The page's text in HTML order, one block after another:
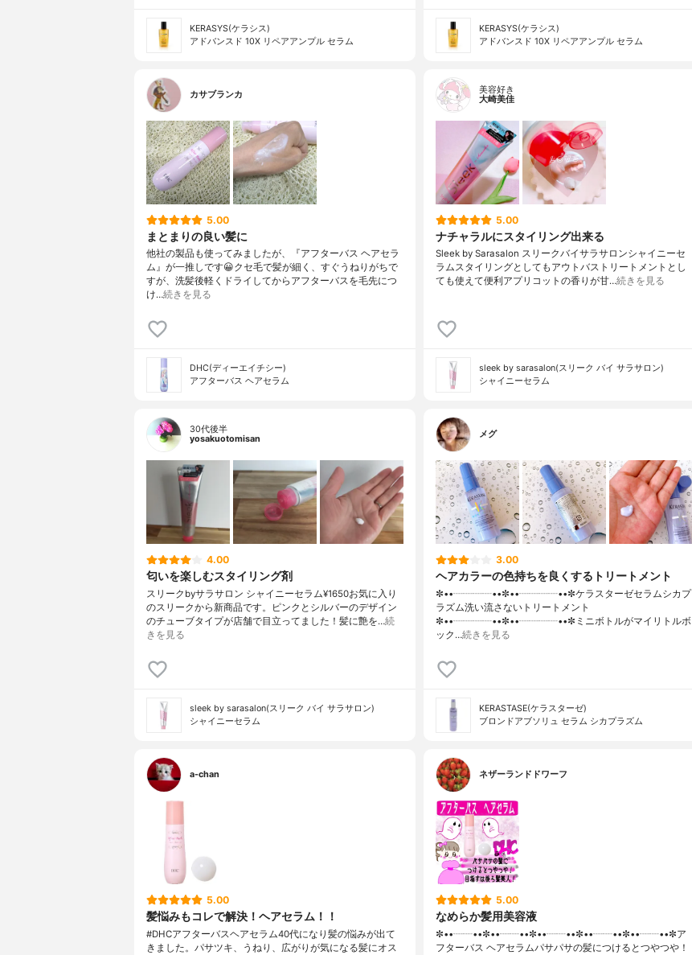
KERASYS(ケラシス)
アドバンスド 10X リペアアンプル セラム
KERASYS(ケラシス)
アドバンスド 10X リペアアンプル セラム
カサブランカ
5.00
まとまりの良い髪に
他社の製品も使ってみましたが、『アフターバス ヘアセラ
ム』が一推しです😀クセ毛で髪が細く、すぐうねりがちで
すが、洗髪後軽くドライしてからアフターバスを毛先につ
け…続きを見る
DHC(ディーエイチシー)
アフターバス ヘアセラム
美容好き
大崎美佳
5.00
ナチャラルにスタイリング出来る
Sleek by Sarasalon スリークバイサラサロンシャイニーセ
ラムスタイリングとしてもアウトバストリートメントとし
ても使えて便利アプリコットの香りが甘…続きを見る
sleek by sarasalon(スリーク バイ サラサロン)
シャイニーセラム
30代後半
yosakuotomisan
4.00
匂いを楽しむスタイリング剤
スリークbyサラサロン シャイニーセラム¥1650お気に入り
のスリークから新商品です。ピンクとシルバーのデザイン
のチューブタイプが店舗で目立ってました！髪に艶を…続
きを見る
sleek by sarasalon(スリーク バイ サラサロン)
シャイニーセラム
メグ
3.00
ヘアカラーの色持ちを良くするトリートメント
✼••┈┈┈┈••✼••┈┈┈┈••✼ケラスターゼセラムシカプ
ラズム洗い流さないトリートメント
✼••┈┈┈┈••✼••┈┈┈┈••✼ミニボトルがマイリトルボ
ック…続きを見る
KERASTASE(ケラスターゼ)
ブロンドアブソリュ セラム シカプラズム
a-chan
5.00
髪悩みもコレで解決！ヘアセラム！！
#DHCアフターバスヘアセラム40代になり髪の悩みが出て
きました。パサツキ、うねり、広がりが気になる髪にオス
ネザーランドドワーフ
5.00
なめらか髪用美容液
✼••┈┈••✼••┈┈••✼••┈┈••✼••┈┈••✼••┈┈••✼ア
フターバス ヘアセラムパサパサの髪につけるとつやつや！